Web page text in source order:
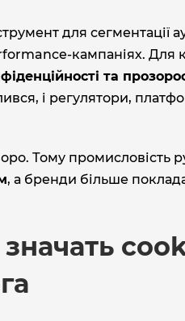
для сегментації
та
і регулятори,
Тому промисловість
, а бренди більше